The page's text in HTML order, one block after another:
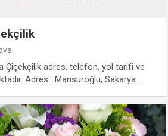
Çiçekçilik adres, telefon, yol tarifi ve
Adres : Mansuroğlu, Sakarya…